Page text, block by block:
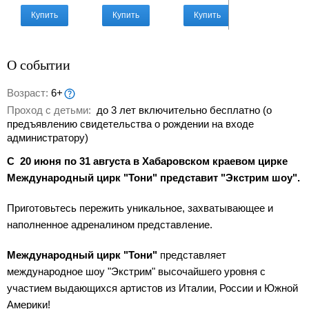
Купить Купить Купить
О событии
Возраст: 6+
Проход с детьми: до 3 лет включительно бесплатно (о
предъявлению свидетельства о рождении на входе
администратору)
C 20 июня по 31 августа в Хабаровском краевом цирке
Международный цирк "Тони" представит "Экстрим шоу".
Приготовьтесь пережить уникальное, захватывающее и
наполненное адреналином представление.
Международный цирк "Тони" представляет
международное шоу "Экстрим" высочайшего уровня с
участием выдающихся артистов из Италии, России и Южной
Америки!